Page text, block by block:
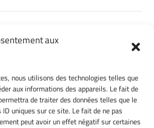
aux
nous utilisons des technologies telles que
aux informations des appareils. Le fait de
de traiter des données telles que le
uniques sur ce site. Le fait de ne pas
peut avoir un effet négatif sur certaines
Légales